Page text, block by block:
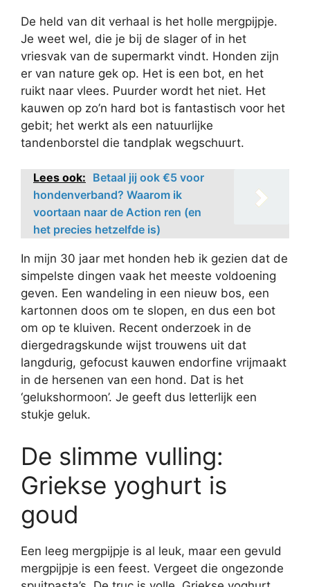
De held van dit verhaal is het holle mergpijpje.
Je weet wel, die je bij de slager of in het
vriesvak van de supermarkt vindt. Honden zijn
er van nature gek op. Het is een bot, en het
ruikt naar vlees. Puurder wordt het niet. Het
kauwen op zo’n hard bot is fantastisch voor het
gebit; het werkt als een natuurlijke
tandenborstel die tandplak wegschuurt.
Lees ook: Betaal jij ook €5 voor
hondenverband? Waarom ik
voortaan naar de Action ren (en
het precies hetzelfde is)
In mijn 30 jaar met honden heb ik gezien dat de
simpelste dingen vaak het meeste voldoening
geven. Een wandeling in een nieuw bos, een
kartonnen doos om te slopen, en dus een bot
om op te kluiven. Recent onderzoek in de
diergedragskunde wijst trouwens uit dat
langdurig, gefocust kauwen endorfine vrijmaakt
in de hersenen van een hond. Dat is het
‘gelukshormoon’. Je geeft dus letterlijk een
stukje geluk.
De slimme vulling:
Griekse yoghurt is
goud
Een leeg mergpijpje is al leuk, maar een gevuld
mergpijpje is een feest. Vergeet die ongezonde